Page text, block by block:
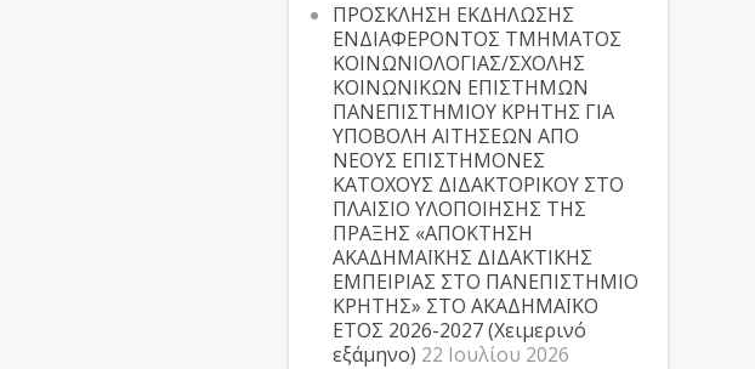
ΠΡΟΣΚΛΗΣΗ ΕΚΔΗΛΩΣΗΣ
ΕΝΔΙΑΦΕΡΟΝΤΟΣ ΤΜΗΜΑΤΟΣ
ΚΟΙΝΩΝΙΟΛΟΓΙΑΣ/ΣΧΟΛΗΣ
ΚΟΙΝΩΝΙΚΩΝ ΕΠΙΣΤΗΜΩΝ
ΠΑΝΕΠΙΣΤΗΜΙΟΥ ΚΡΗΤΗΣ ΓΙΑ
ΥΠΟΒΟΛΗ ΑΙΤΗΣΕΩΝ ΑΠΟ
ΝΕΟΥΣ ΕΠΙΣΤΗΜΟΝΕΣ
ΚΑΤΟΧΟΥΣ ΔΙΔΑΚΤΟΡΙΚΟΥ ΣΤΟ
ΠΛΑΙΣΙΟ ΥΛΟΠΟΙΗΣΗΣ ΤΗΣ
ΠΡΑΞΗΣ «ΑΠΟΚΤΗΣΗ
ΑΚΑΔΗΜΑΪΚΗΣ ΔΙΔΑΚΤΙΚΗΣ
ΕΜΠΕΙΡΙΑΣ ΣΤΟ ΠΑΝΕΠΙΣΤΗΜΙΟ
ΚΡΗΤΗΣ» ΣΤΟ ΑΚΑΔΗΜΑΪΚΟ
ΕΤΟΣ 2026-2027 (Χειμερινό
εξάμηνο) 22 Ιουλίου 2026